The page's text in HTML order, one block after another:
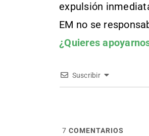
expulsión
EM no se
¿Quieres
Suscribir
7 COMENTARIOS